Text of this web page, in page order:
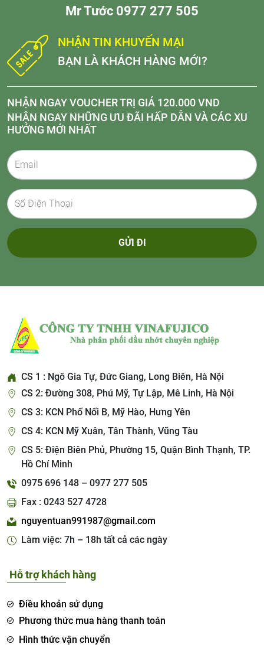
Mr Tước 0977 277 505
NHẬN TIN KHUYẾN MẠI
BẠN LÀ KHÁCH HÀNG MỚI?
NHẬN NGAY VOUCHER TRỊ GIÁ 120.000 VND
NHẬN NGAY NHỮNG ƯU ĐÃI HẤP DẪN VÀ CÁC XU
HƯỚNG MỚI NHẤT
GỬI ĐI
CS 1 : Ngô Gia Tự, Đức Giang, Long Biên, Hà Nội
CS 2: Đường 308, Phú Mỹ, Tự Lập, Mê Linh, Hà Nội
CS 3: KCN Phố Nối B, Mỹ Hào, Hưng Yên
CS 4: KCN Mỹ Xuân, Tân Thành, Vũng Tàu
CS 5: Điện Biên Phủ, Phường 15, Quận Bình Thạnh, TP.
Hồ Chí Minh
0975 696 148 – 0977 277 505
Fax : 0243 527 4728
nguyentuan991987@gmail.com
Làm việc: 7h – 18h tất cả các ngày
Hỗ trợ khách hàng
Điều khoản sử dụng
Phương thức mua hàng thanh toán
Hình thức vận chuyển